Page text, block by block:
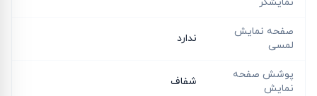
صفحه نمایش
لمسی
ندارد
پوشش صفحه
نمایش
شفاف